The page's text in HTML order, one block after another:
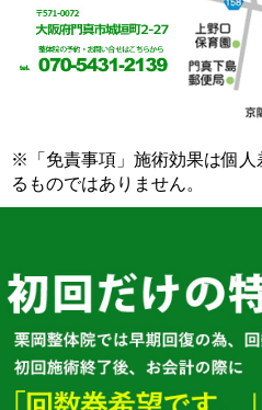
※「免責事項」施術効果は個人
るものではありません。